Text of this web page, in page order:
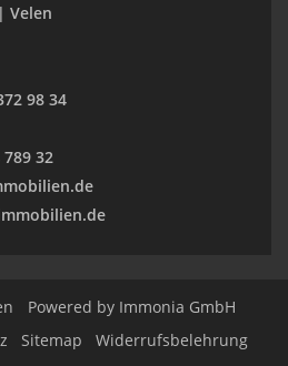
Velen
98 34
32
Powered by Immonia GmbH
Sitemap Widerrufsbelehrung